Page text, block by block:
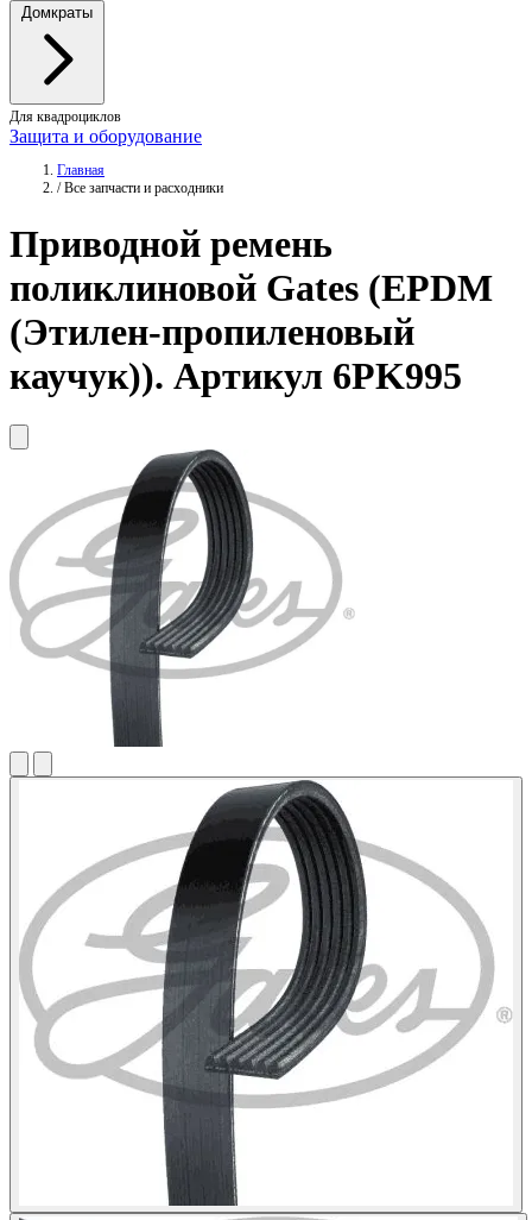
Домкраты
Для квадроциклов
Защита и оборудование
Главная
/ Все запчасти и расходники
Приводной ремень
поликлиновой Gates (EPDM
(Этилен-пропиленовый
каучук)). Артикул 6PK995